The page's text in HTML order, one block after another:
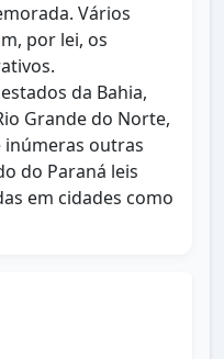
Vários
por lei, os
da Bahia,
Grande do Norte,
inúmeras outras
do Paraná leis
em cidades como